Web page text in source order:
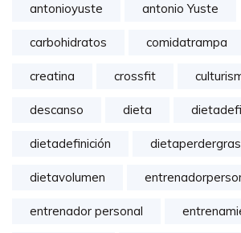
antonioyuste antonio Yuste
carbohidratos comidatrampa
creatina crossfit
descanso dieta
dietadefinición
dietavolumen
entrenador personal